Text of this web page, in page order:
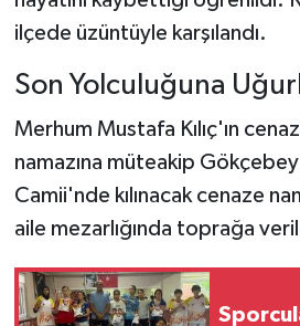
ilçede üzüntüyle karşılandı.
Son Yolculuğuna
Merhum Mustafa Kılıç'ın
namazına müteakip
Camii'nde kılınacak cenaze
aile mezarlığında toprağa